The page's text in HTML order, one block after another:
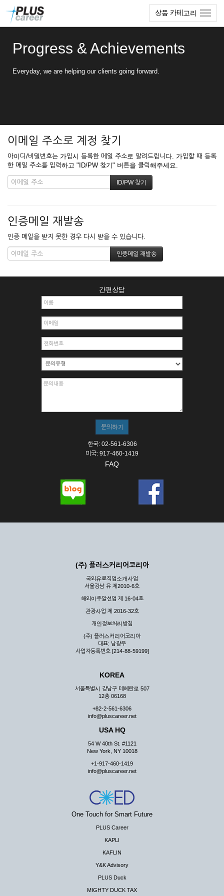
상품 카테고리
Progress & Achievements
Everyday, we are helping our clients going forward.
이메일 주소로 계정 찾기
아이디/비밀번호는 가입시 등록한 메일 주소로 알려드립니다. 가입할 때 등록
한 메일 주소를 입력하고 "ID/PW 찾기" 버튼을 클릭해주세요.
인증메일 재발송
인증 메일을 받지 못한 경우 다시 받을 수 있습니다.
간편상담
한국: 02-561-6306
미국: 917-460-1419
FAQ
(주) 플러스커리어코리아
국외유료직업소개사업
서울강남 유 제2010-6호
해외이주알선업 제 16-04호
관광사업 제 2016-32호
개인정보처리방침
(주) 플러스커리어코리아
대표: 남광우
사업자등록번호 [214-88-59199]
KOREA
서울특별시 강남구 테헤란로 507
12층 06168
+82-2-561-6306
info@pluscareer.net
USA HQ
54 W 40th St. #1121
New York, NY 10018
+1-917-460-1419
info@pluscareer.net
One Touch for Smart Future
PLUS Career
KAPLI
KAFLIN
Y&K Advisory
PLUS Duck
MIGHTY DUCK TAX